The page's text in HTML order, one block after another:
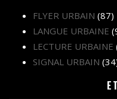
FLYER URBAIN (87)
LANGUE URBAINE
LECTURE URBAINE
SIGNAL URBAIN